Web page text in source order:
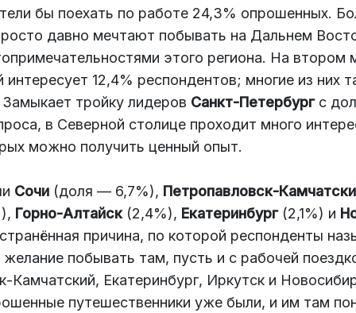
бы поехать по работе 24,3% опрошенных.
давно мечтают побывать на Дальнем
этого региона. На втором
интересует 12,4% респондентов; многие из них
тройку лидеров Санкт-Петербург с
в Северной столице проходит много
можно получить ценный опыт.
Сочи (доля — 6,7%), Петропавловск-
Горно-Алтайск(2,4%), Екатеринбург(2,1%) и
причина, по которой респонденты
побывать там, пусть и с рабочей
Камчатский, Екатеринбург, Иркутск и
путешественники уже были, и им там